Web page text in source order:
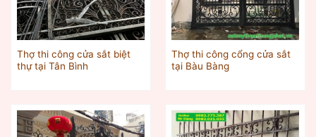
Thợ thi công cửa sắt biệt
thự tại Tân Bình
Thợ thi công cổng cửa sắt
tại Bàu Bàng